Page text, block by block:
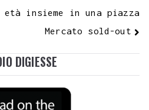
insieme in una piazza
Mercato sold-out
DIGIESSE